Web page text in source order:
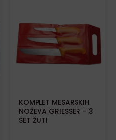
KOMPLET MESARSKIH
NOŽEVA GRIESSER – 3
SET ŽUTI